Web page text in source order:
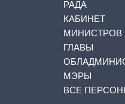
РАДА
КАБИНЕТ
МИНИСТРОВ
ГЛАВЫ
МЭРЫ
ВСЕ